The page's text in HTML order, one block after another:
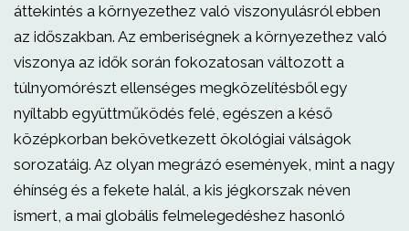
áttekintés a környezethez való viszonyulásról ebben
az időszakban. Az emberiségnek a környezethez való
viszonya az idők során fokozatosan változott a
túlnyomórészt ellenséges megközelítésből egy
nyíltabb együttműködés felé, egészen a késő
középkorban bekövetkezett ökológiai válságok
sorozatáig. Az olyan megrázó események, mint a nagy
éhínség és a fekete halál, a kis jégkorszak néven
ismert, a mai globális felmelegedéshez hasonló